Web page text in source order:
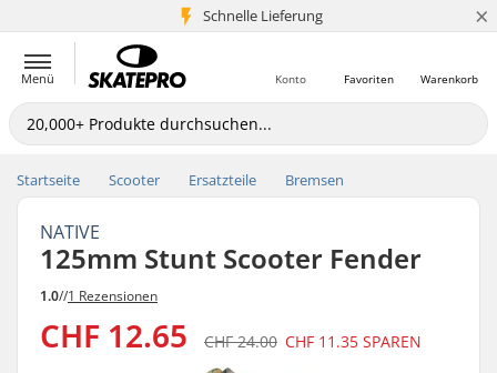
Schnelle Lieferung
5+ Mio. Kunden ×
Menü Warenkorb
Favoriten
Konto
Startseite Scooter Ersatzteile Bremsen
NATIVE
125mm Stunt Scooter Fender
1.0//1 Rezensionen
CHF 12.65 CHF 24.00 CHF 11.35 SPAREN